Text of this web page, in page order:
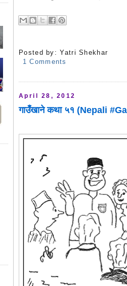
Posted by:Yatri Shekhar
1 Comments
April 28, 2012
गाउँखाने कथा ५१ (Nepali